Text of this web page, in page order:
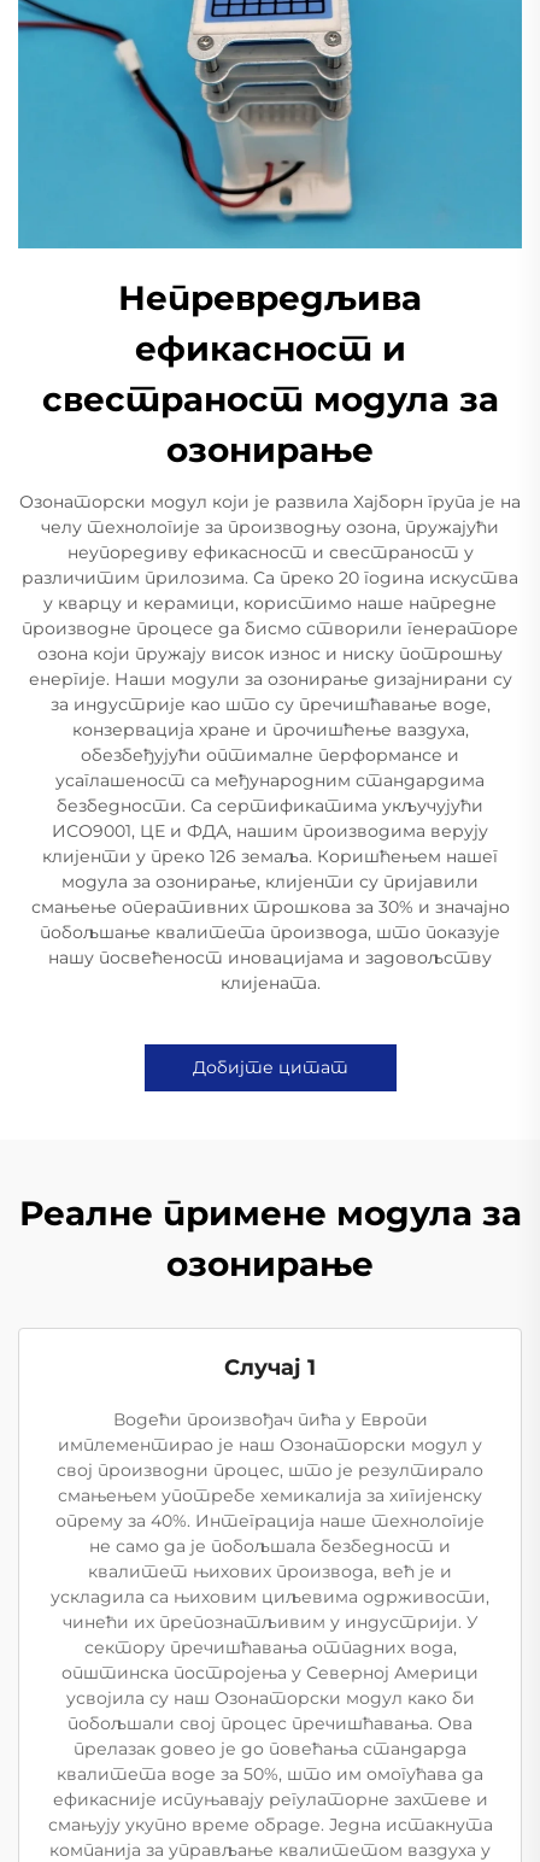
Непревредљива
ефикасност и
свестраност модула за
озонирање
Озонаторски модул који је развила Хајборн група је на
челу технологије за производњу озона, пружајући
неупоредиву ефикасност и свестраност у
различитим прилозима. Са преко 20 година искуства
у кварцу и керамици, користимо наше напредне
производне процесе да бисмо створили генераторе
озона који пружају висок износ и ниску потрошњу
енергије. Наши модули за озонирање дизајнирани су
за индустрије као што су пречишћавање воде,
конзервација хране и прочишћење ваздуха,
обезбеђујући оптималне перформансе и
усаглашеност са међународним стандардима
безбедности. Са сертификатима укључујући
ИСО9001, ЦЕ и ФДА, нашим производима верују
клијенти у преко 126 земаља. Коришћењем нашег
модула за озонирање, клијенти су пријавили
смањење оперативних трошкова за 30% и значајно
побољшање квалитета производа, што показује
нашу посвећеност иновацијама и задовољству
клијената.
Добијте цитат
Реалне примене модула за
озонирање
Случај 1
Водећи произвођач пића у Европи
имплементирао је наш Озонаторски модул у
свој производни процес, што је резултирало
смањењем употребе хемикалија за хигијенску
опрему за 40%. Интеграција наше технологије
не само да је побољшала безбедност и
квалитет њихових производа, већ је и
ускладила са њиховим циљевима одрживости,
чинећи их препознатљивим у индустрији. У
сектору пречишћавања отпадних вода,
општинска постројења у Северној Америци
усвојила су наш Озонаторски модул како би
побољшали свој процес пречишћавања. Ова
прелазак довео је до повећања стандарда
квалитета воде за 50%, што им омогућава да
ефикасније испуњавају регулаторне захтеве и
смањују укупно време обраде. Једна истакнута
компанија за управљање квалитетом ваздуха у